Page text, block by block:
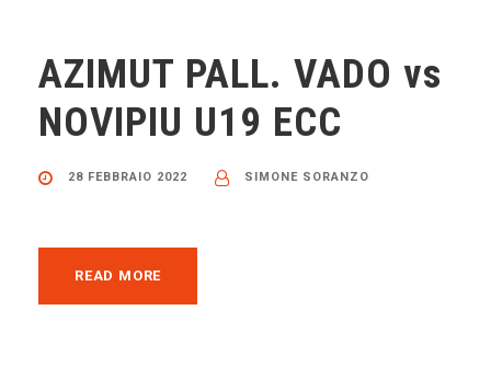
AZIMUT PALL. VADO vs
NOVIPIU U19 ECC
28 FEBBRAIO 2022 SIMONE SORANZO
READ MORE